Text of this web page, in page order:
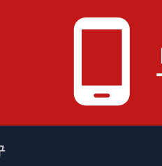
phone_android